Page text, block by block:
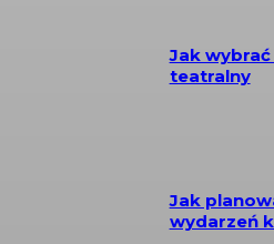
Jak
teatralny
Jak
wydarzeń